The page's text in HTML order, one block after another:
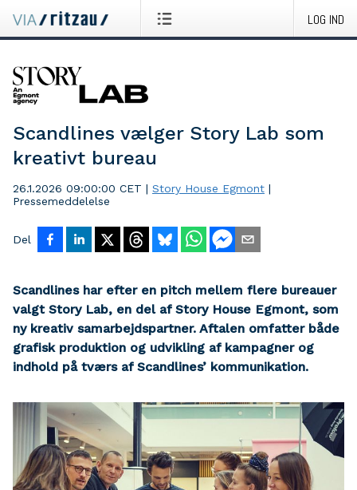
LOG IND
Scandlines vælger Story Lab som
kreativt bureau
26.1.2026 09:00:00 CET | Story House Egmont |
Pressemeddelelse
Del
Scandlines har efter en pitch mellem flere bureauer
valgt Story Lab, en del af Story House Egmont, som
ny kreativ samarbejdspartner. Aftalen omfatter både
grafisk produktion og udvikling af kampagner og
indhold på tværs af Scandlines’ kommunikation.